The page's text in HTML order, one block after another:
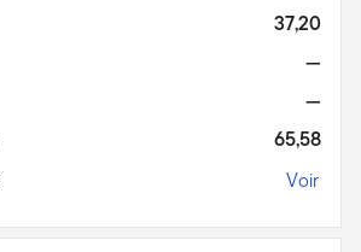
37,20
—
—
65,58
Voir